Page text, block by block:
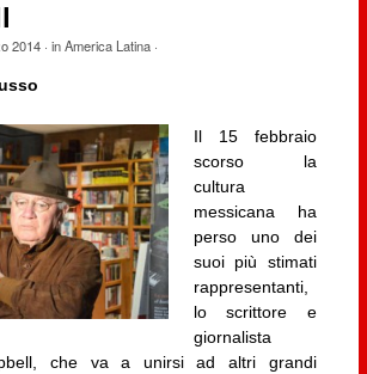
2014· inAmerica Latina·
Il 15 febbraio
scorso la
cultura
messicana ha
perso uno dei
suoi più stimati
rappresentanti,
lo scrittore e
giornalista
che va a unirsi ad altri grandi